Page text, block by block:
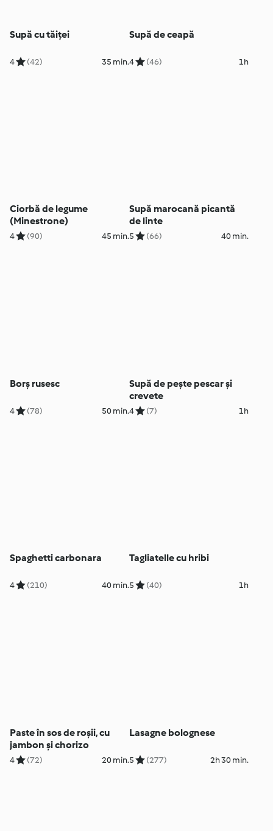
Supă cu tăiței
4 (42) 35 min.
Supă de ceapă
4 (46) 1h
Ciorbă de legume
(Minestrone)
4 (90) 45 min.
Supă marocană picantă
de linte
5 (66) 40 min.
Borș rusesc
4 (78) 50 min.
Supă de pește pescar și
crevete
4 (7) 1h
Spaghetti carbonara
4 (210) 40 min.
Tagliatelle cu hribi
5 (40) 1h
Paste în sos de roșii, cu
jambon și chorizo
4 (72) 20 min.
Lasagne bolognese
5 (277) 2h 30 min.